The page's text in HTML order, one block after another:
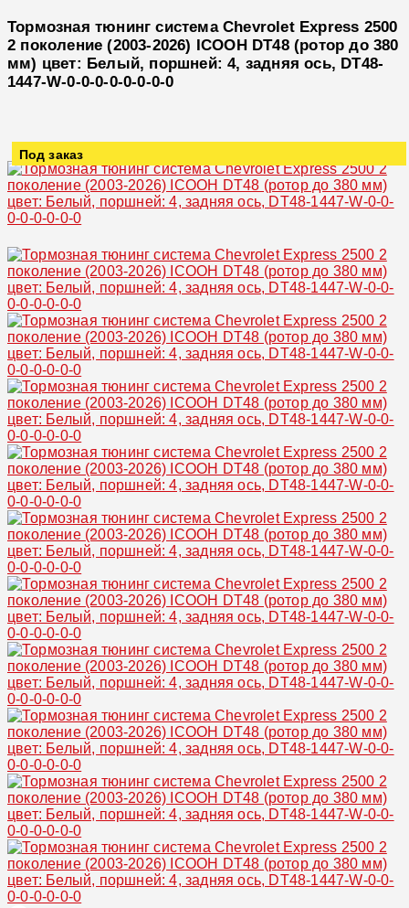
Тормозная тюнинг система Chevrolet Express 2500
2 поколение (2003-2026) ICOOH DT48 (ротор до 380
мм) цвет: Белый, поршней: 4, задняя ось, DT48-
1447-W-0-0-0-0-0-0-0-0
Под заказ